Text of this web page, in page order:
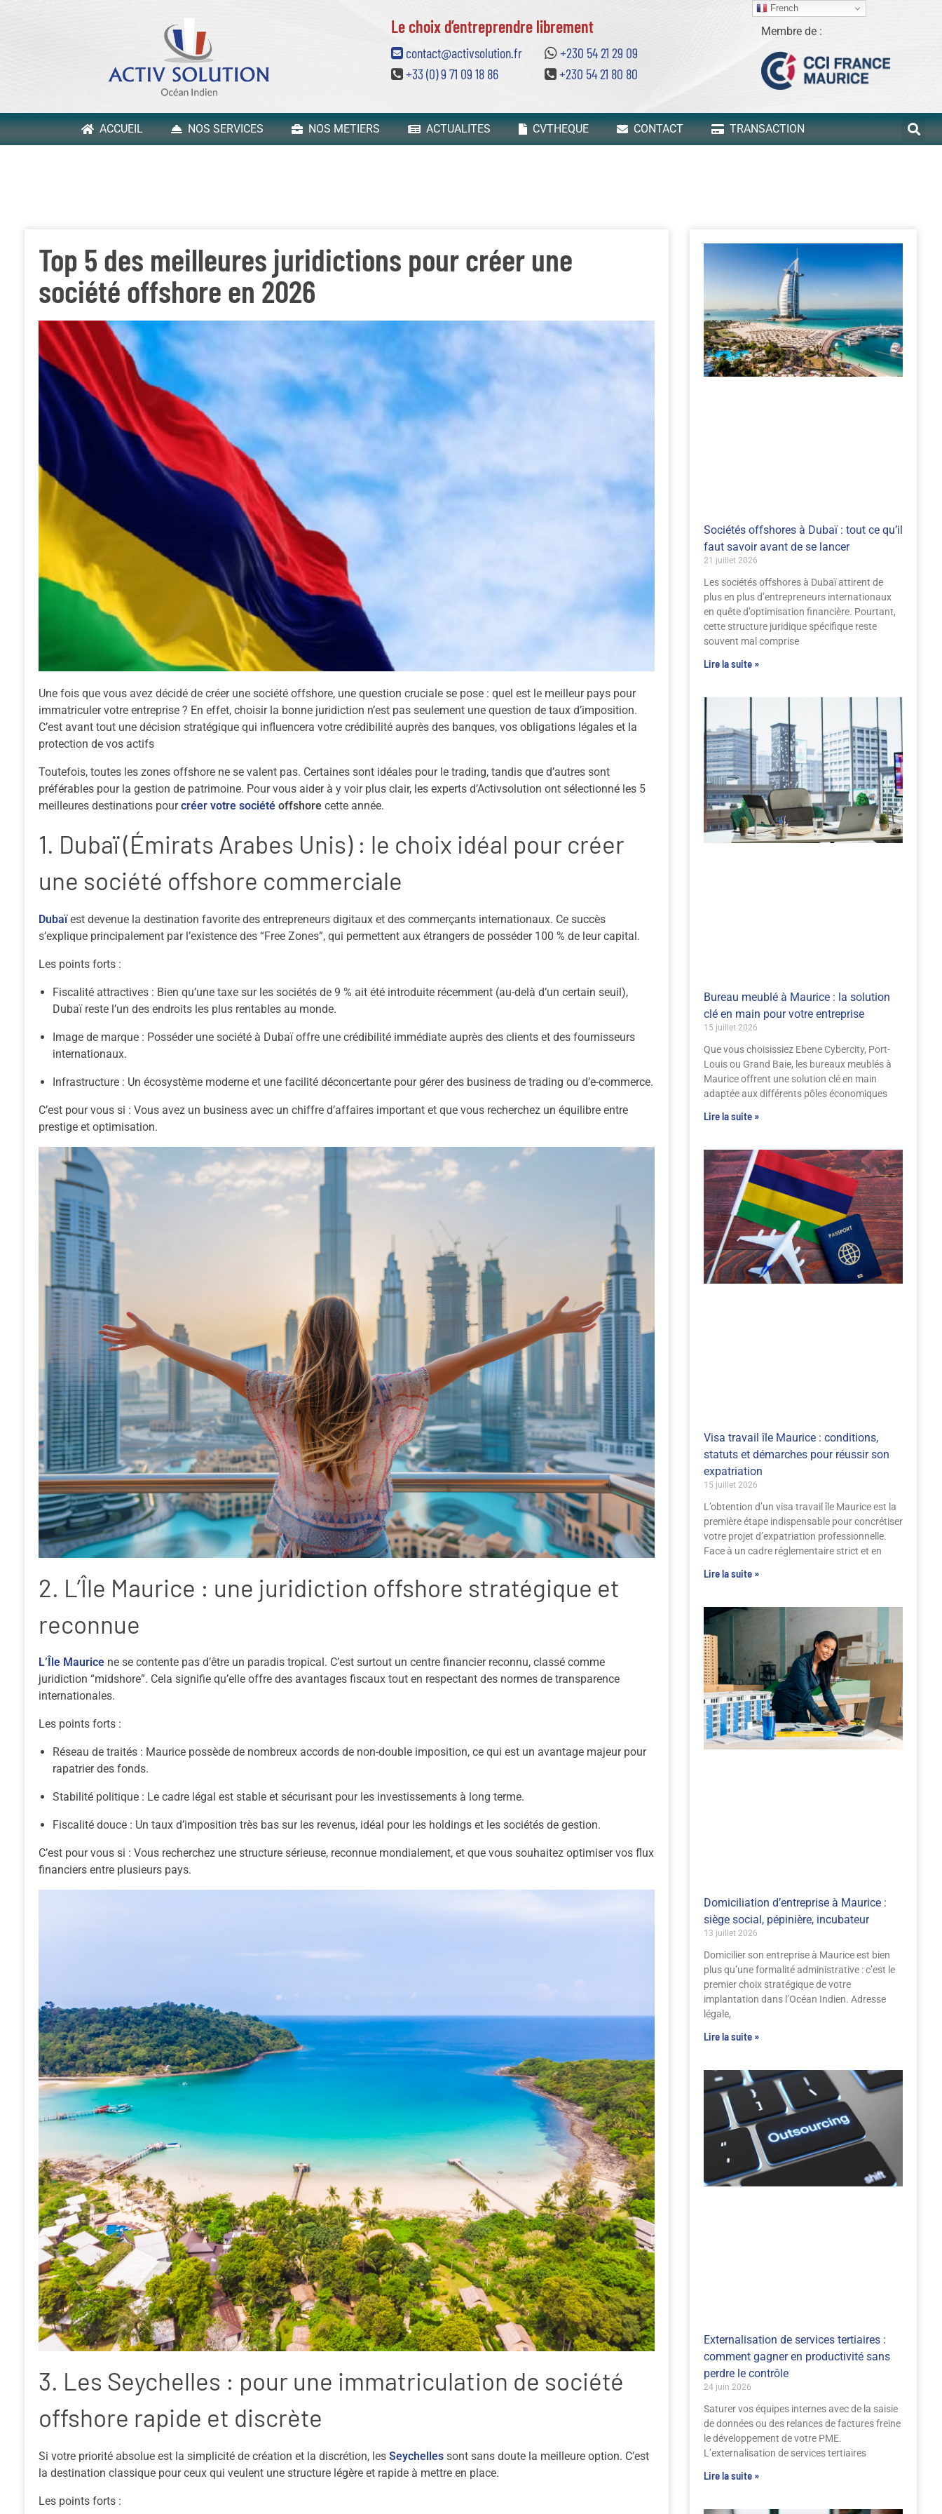
Le choix d’entreprendre librement
contact@activsolution.fr
+230 54 21 29 09
+33 (0) 9 71 09 18 86
+230 54 21 80 80
Membre de :
ACCUEIL NOS SERVICES NOS METIERS ACTUALITES CVTHEQUE CONTACT TRANSACTION
Top 5 des meilleures juridictions pour créer une
société offshore en 2026
Une fois que vous avez décidé de créer une société offshore, une question cruciale se pose : quel est le meilleur pays pour
immatriculer votre entreprise ? En effet, choisir la bonne juridiction n’est pas seulement une question de taux d’imposition.
C’est avant tout une décision stratégique qui influencera votre crédibilité auprès des banques, vos obligations légales et la
protection de vos actifs
Toutefois, toutes les zones offshore ne se valent pas. Certaines sont idéales pour le trading, tandis que d’autres sont
préférables pour la gestion de patrimoine. Pour vous aider à y voir plus clair, les experts d’Activsolution ont sélectionné les 5
meilleures destinations pourcréer votre société offshore cette année.
1. Dubaï (Émirats Arabes Unis) : le choix idéal pour créer
une société offshore commerciale
Dubaï est devenue la destination favorite des entrepreneurs digitaux et des commerçants internationaux. Ce succès
s’explique principalement par l’existence des “Free Zones”, qui permettent aux étrangers de posséder 100 % de leur capital.
Les points forts :
Fiscalité attractives : Bien qu’une taxe sur les sociétés de 9 % ait été introduite récemment (au-delà d’un certain seuil),
Dubaï reste l’un des endroits les plus rentables au monde.
Image de marque : Posséder une société à Dubaï offre une crédibilité immédiate auprès des clients et des fournisseurs
internationaux.
Infrastructure : Un écosystème moderne et une facilité déconcertante pour gérer des business de trading ou d’e-commerce.
C’est pour vous si : Vous avez un business avec un chiffre d’affaires important et que vous recherchez un équilibre entre
prestige et optimisation.
2. L’Île Maurice : une juridiction offshore stratégique et
reconnue
L’Île Maurice ne se contente pas d’être un paradis tropical. C’est surtout un centre financier reconnu, classé comme
juridiction “midshore”. Cela signifie qu’elle offre des avantages fiscaux tout en respectant des normes de transparence
internationales.
Les points forts :
Réseau de traités : Maurice possède de nombreux accords de non-double imposition, ce qui est un avantage majeur pour
rapatrier des fonds.
Stabilité politique : Le cadre légal est stable et sécurisant pour les investissements à long terme.
Fiscalité douce : Un taux d’imposition très bas sur les revenus, idéal pour les holdings et les sociétés de gestion.
C’est pour vous si : Vous recherchez une structure sérieuse, reconnue mondialement, et que vous souhaitez optimiser vos flux
financiers entre plusieurs pays.
3. Les Seychelles : pour une immatriculation de société
offshore rapide et discrète
Si votre priorité absolue est la simplicité de création et la discrétion, les Seychelles sont sans doute la meilleure option. C’est
la destination classique pour ceux qui veulent une structure légère et rapide à mettre en place.
Les points forts :
Sociétés offshores à Dubaï : tout ce qu’il
faut savoir avant de se lancer
21 juillet 2026
Les sociétés offshores à Dubaï attirent de
plus en plus d’entrepreneurs internationaux
en quête d’optimisation financière. Pourtant,
cette structure juridique spécifique reste
souvent mal comprise
Lire la suite »
Bureau meublé à Maurice : la solution
clé en main pour votre entreprise
15 juillet 2026
Que vous choisissiez Ebene Cybercity, Port-
Louis ou Grand Baie, les bureaux meublés à
Maurice offrent une solution clé en main
adaptée aux différents pôles économiques
Lire la suite »
Visa travail île Maurice : conditions,
statuts et démarches pour réussir son
expatriation
15 juillet 2026
L’obtention d’un visa travail île Maurice est la
première étape indispensable pour concrétiser
votre projet d’expatriation professionnelle.
Face à un cadre réglementaire strict et en
Lire la suite »
Domiciliation d’entreprise à Maurice :
siège social, pépinière, incubateur
13 juillet 2026
Domicilier son entreprise à Maurice est bien
plus qu’une formalité administrative : c’est le
premier choix stratégique de votre
implantation dans l’Océan Indien. Adresse
légale,
Lire la suite »
Externalisation de services tertiaires :
comment gagner en productivité sans
perdre le contrôle
24 juin 2026
Saturer vos équipes internes avec de la saisie
de données ou des relances de factures freine
le développement de votre PME.
L’externalisation de services tertiaires
Lire la suite »
French